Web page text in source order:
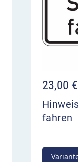
23,00 €
fahren